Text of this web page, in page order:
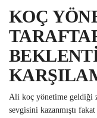
KOÇ
Ali koç yönetime geldiği
sevgisini kazanmıştı